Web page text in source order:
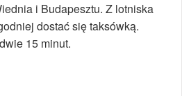
i Budapesztu. Z lotniska
dostać się taksówką.
15 minut.